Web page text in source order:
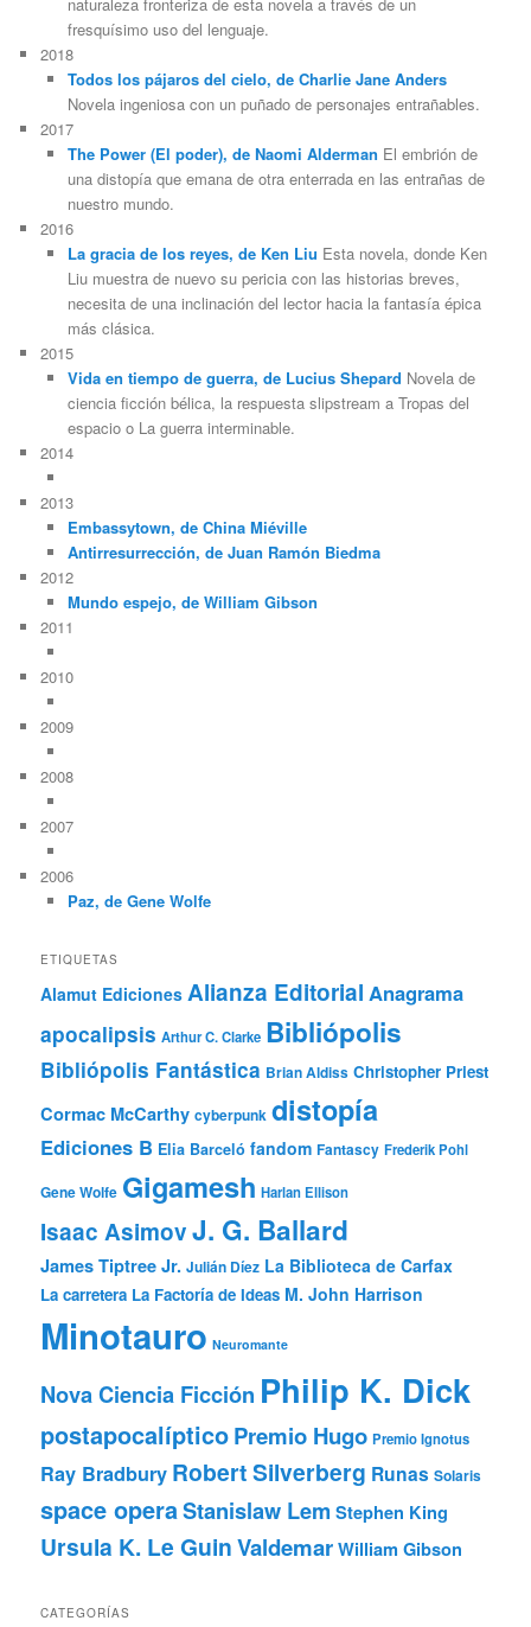
fresquísimo uso del lenguaje.
2018
Todos los pájaros del cielo, de Charlie Jane Anders
Novela ingeniosa con un puñado de personajes entrañables.
2017
The Power (El poder), de Naomi Alderman El embrión de
una distopía que emana de otra enterrada en las entrañas de
nuestro mundo.
2016
La gracia de los reyes, de Ken Liu Esta novela, donde Ken
Liu muestra de nuevo su pericia con las historias breves,
necesita de una inclinación del lector hacia la fantasía épica
más clásica.
2015
Vida en tiempo de guerra, de Lucius Shepard Novela de
ciencia ficción bélica, la respuesta slipstream a Tropas del
espacio o La guerra interminable.
2014
2013
Embassytown, de China Miéville
Antirresurrección, de Juan Ramón Biedma
2012
Mundo espejo, de William Gibson
2011
2010
2009
2008
2007
2006
Paz, de Gene Wolfe
ETIQUETAS
Alamut Ediciones Alianza Editorial Anagrama
apocalipsis Arthur C. Clarke Bibliópolis
Bibliópolis Fantástica Brian Aldiss Christopher Priest
Cormac McCarthy cyberpunk distopía
Ediciones B Elia Barceló fandom Fantascy Frederik Pohl
Gene Wolfe Gigamesh Harlan Ellison
Isaac AsimovJ. G. Ballard
James Tiptree Jr. Julián Díez La Biblioteca de Carfax
La carretera La Factoría de Ideas M. John Harrison
Minotauro Neuromante
Nova Ciencia Ficción Philip K. Dick
postapocalípticoPremio Hugo Premio Ignotus
Ray Bradbury Robert Silverberg Runas Solaris
space operaStanislaw Lem Stephen King
Ursula K. Le GuinValdemarWilliam Gibson
CATEGORÍAS